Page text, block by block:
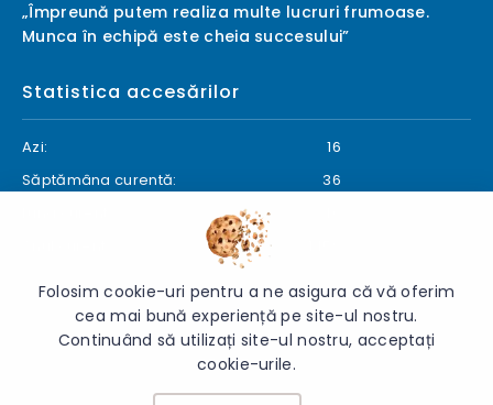
„Împreună putem realiza multe lucruri frumoase.
Munca în echipă este cheia succesului”
Statistica accesărilor
Azi:
16
Săptămâna curentă:
36
© 2026 Gimnaziul „Gheorghe Rîșcanu” - Toate drepturile
rezervate.
Folosim cookie-uri pentru a ne asigura că vă oferim
cea mai bună experiență pe site-ul nostru.
Continuând să utilizați site-ul nostru, acceptați
cookie-urile.